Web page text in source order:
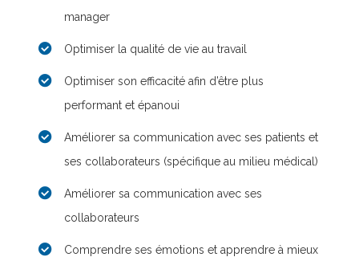
manager
Optimiser la qualité de vie au travail
Optimiser son efficacité afin d’être plus
performant et épanoui
Améliorer sa communication avec ses patients et
ses collaborateurs (spécifique au milieu médical)
Améliorer sa communication avec ses
collaborateurs
Comprendre ses émotions et apprendre à mieux